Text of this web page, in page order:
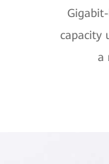
capacity
a